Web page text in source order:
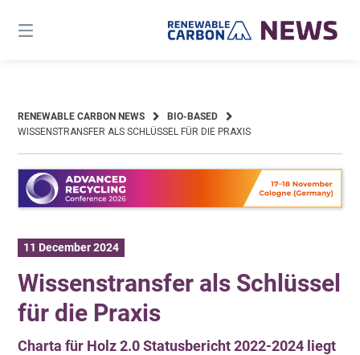
content
RENEWABLE CARBON NEWS
BIO-BASED
WISSENSTRANSFER ALS SCHLÜSSEL FÜR DIE PRAXIS
11 December 2024
Wissenstransfer als Schlüssel
für die Praxis
Charta für Holz 2.0 Statusbericht 2022-2024 liegt